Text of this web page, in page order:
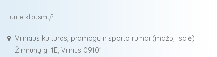
Turite klausimų?
Vilniaus kultūros, pramogų ir sporto rūmai (mažoji salė)
Žirmūnų g. 1E, Vilnius 09101